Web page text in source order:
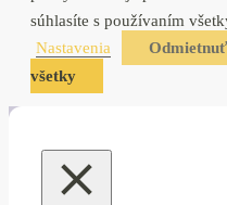
súhlasíte s používaním
Nastavenia
všetky